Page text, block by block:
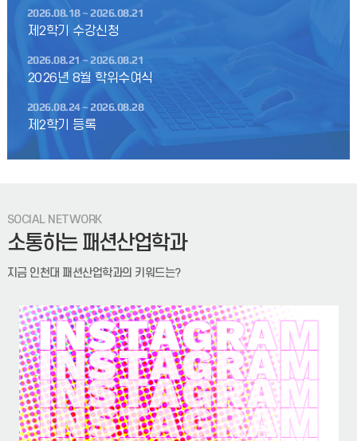
2026.08.18 ~ 2026.08.21
제2학기 수강신청
2026.08.21 ~ 2026.08.21
2026년 8월 학위수여식
2026.08.24 ~ 2026.08.28
제2학기 등록
SOCIAL NETWORK
소통하는 패션산업학과
지금 인천대 패션산업학과의 키워드는?